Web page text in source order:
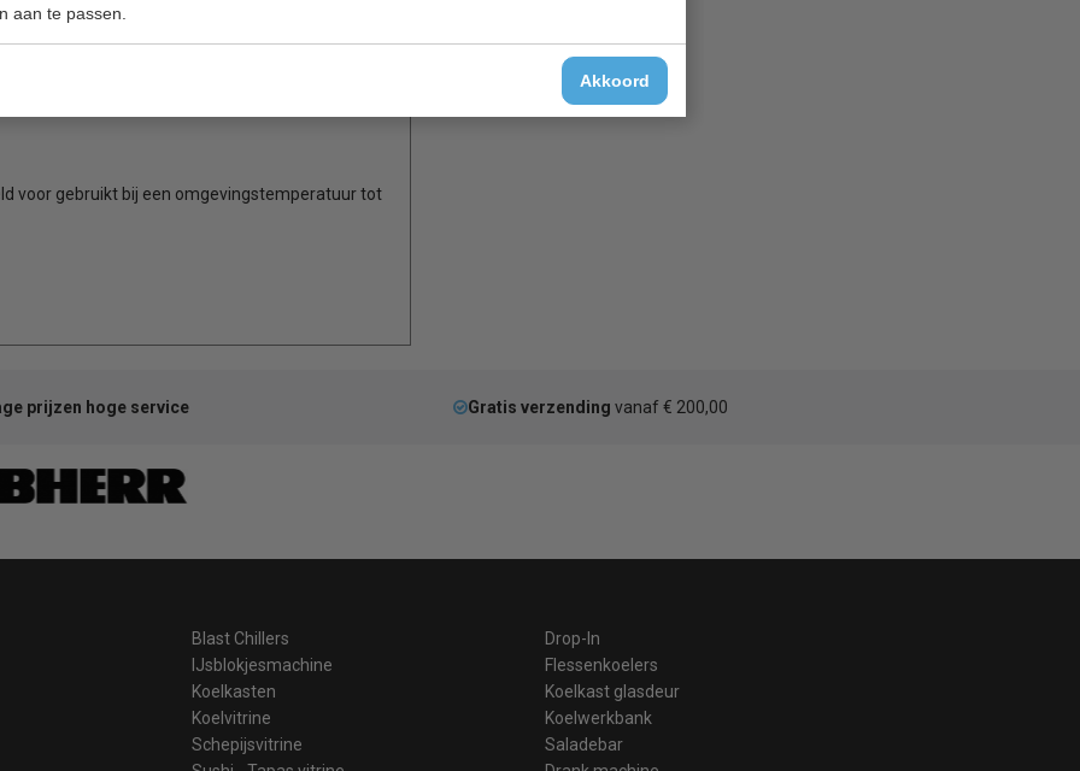
aan te passen.
Akkoord
voor gebruikt bij een omgevingstemperatuur tot
prijzen hoge service Gratis verzending vanaf € 200,00
Blast Chillers
Drop-In
IJsblokjesmachine
Flessenkoelers
Koelkasten
Koelkast glasdeur
Koelvitrine
Koelwerkbank
Schepijsvitrine
Saladebar